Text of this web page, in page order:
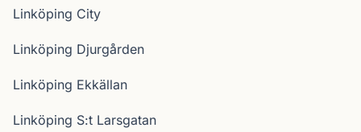
Linköping City
Linköping Djurgården
Linköping Ekkällan
Linköping S:t Larsgatan